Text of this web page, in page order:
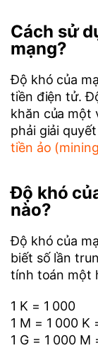
Cách sử
mạng?
Độ khó của
tiền điện tử.
khăn của một
phải giải
tiền ảo
Độ khó
nào?
Độ khó của
biết số lần
tính toán một
1 K = 1 000
1 M = 1 000 K
1 G = 1 000